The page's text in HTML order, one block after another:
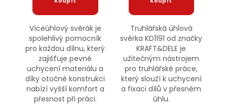
Víceúhlový svěrák je
spolehlivý pomocník
pro každou dílnu, který
zajišťuje pevné
uchycení materiálu a
díky otočné konstrukci
nabízí vyšší komfort a
přesnost při práci.
Truhlářská úhlová
svěrka KD1191 od značky
KRAFT&DELE je
užitečným nástrojem
pro truhlářské práce,
který slouží k uchycení
a fixaci dílů v přesném
úhlu.